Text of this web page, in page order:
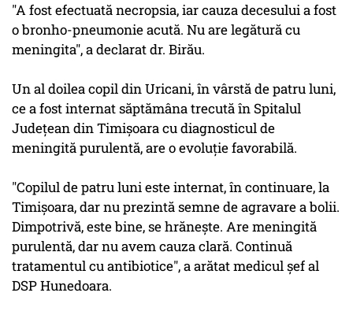
"A fost efectuată necropsia, iar cauza decesului a fost
o bronho-pneumonie acută. Nu are legătură cu
meningita", a declarat dr. Birău.
Un al doilea copil din Uricani, în vârstă de patru luni,
ce a fost internat săptămâna trecută în Spitalul
Judeţean din Timişoara cu diagnosticul de
meningită purulentă, are o evoluţie favorabilă.
"Copilul de patru luni este internat, în continuare, la
Timişoara, dar nu prezintă semne de agravare a bolii.
Dimpotrivă, este bine, se hrăneşte. Are meningită
purulentă, dar nu avem cauza clară. Continuă
tratamentul cu antibiotice", a arătat medicul şef al
DSP Hunedoara.